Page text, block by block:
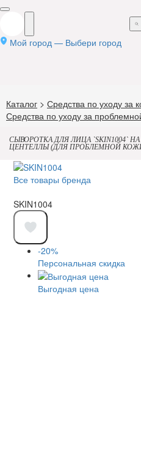
Мой город — Выбери город
Каталог > Средства по уходу за
Средства по уходу за
СЫВОРОТКА ДЛЯ ЛИЦА `SKIN1004`
ЦЕНТЕЛЛЫ (ДЛЯ ПРОБЛЕМНОЙ
Все товары бренда
SKIN1004
-20%
Персональная скидка
Выгодная цена